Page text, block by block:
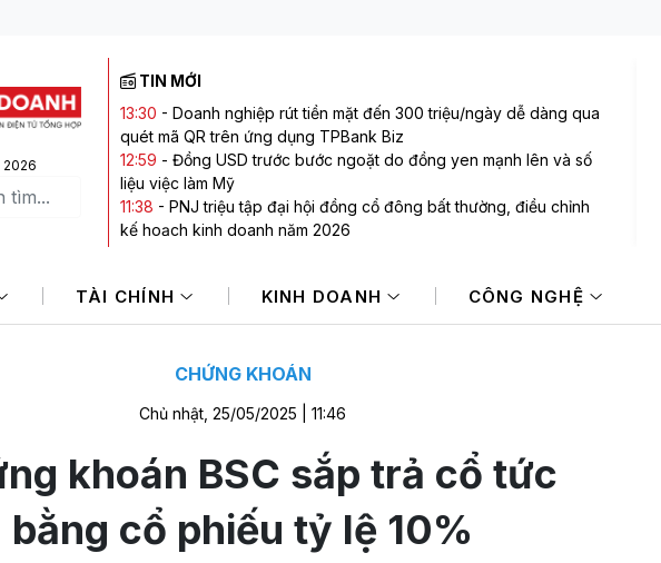
2026
TIN MỚI
13:30 - Doanh nghiệp rút tiền mặt đến 300 triệu/ngày dễ dàng qua
quét mã QR trên ứng dụng TPBank Biz
12:59 - Đồng USD trước bước ngoặt do đồng yen mạnh lên và số
liệu việc làm Mỹ
11:38 - PNJ triệu tập đại hội đồng cổ đông bất thường, điều chỉnh
kế hoạch kinh doanh năm 2026
11:11 -Sản lượng vàng Trung Quốc giảm trong nửa đầu năm 2026
11:11-Cổ phiếu DMX chính thức niêm yết HOSE, vốn hóa đạt hơn
TÀI CHÍNH KINH DOANH CÔNG NGHỆ
CHỨNG KHOÁN
Chủ nhật, 25/05/2025 | 11:46
khoán BSC sắp trả cổ tức
bằng cổ phiếu tỷ lệ 10%